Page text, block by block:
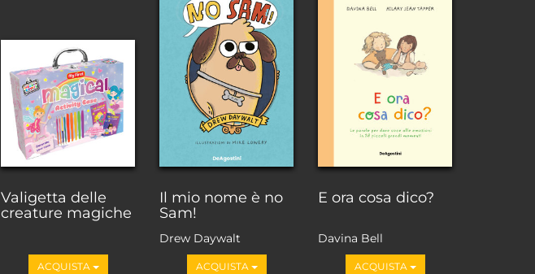
Valigetta delle
creature magiche
ACQUISTA
Il mio nome è no
Sam!
Drew Daywalt
ACQUISTA
E ora cosa dico?
Davina Bell
ACQUISTA